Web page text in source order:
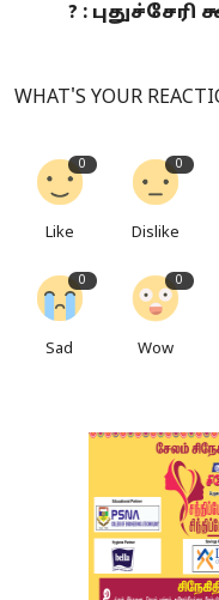
? : புதுச்சேரி
WHAT'S YOUR
0
Like
0
Dislike
0
Sad
0
Wow